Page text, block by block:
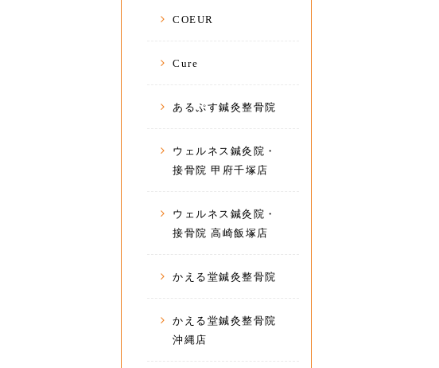
COEUR
Cure
あるぷす鍼灸整骨院
ウェルネス鍼灸院・
接骨院 甲府千塚店
ウェルネス鍼灸院・
接骨院 高崎飯塚店
かえる堂鍼灸整骨院
かえる堂鍼灸整骨院
沖縄店